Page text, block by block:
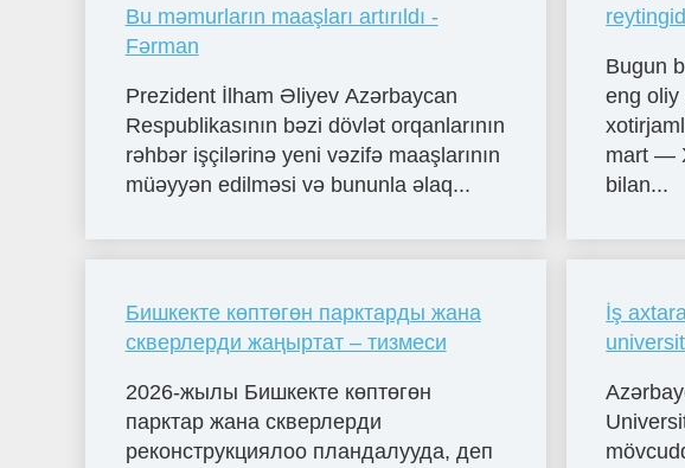
Bu məmurların maaşları artırıldı -
Fərman
Prezident İlham Əliyev Azərbaycan
Respublikasının bəzi dövlət orqanlarının
rəhbər işçilərinə yeni vəzifə maaşlarının
müəyyən edilməsi və bununla əlaq...
Бишкекте көптөгөн парктарды жана
скверлерди жаңыртат – тизмеси
2026-жылы Бишкекте көптөгөн
парктар жана скверлерди
реконструкциялоо пландалууда, деп
Bugun
eng
mart —
bilan...
İş